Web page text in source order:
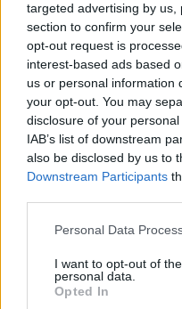
targeted advertising by
section to confirm your
opt-out request is
interest-based ads based
us or personal information
your opt-out. You may
disclosure of your
IAB’s list of downstream
also be disclosed by us to
Downstream Participants
Please note that this
not limited to your visit or
grant or deny consent to
use your data for below
Personal Data
I want to opt-out of
personal data.
Opted In
3Θρήνος για τον
πατέρας του,
4Ελίζαμπεθ Ελέτσι
πήγαν στον Άγιο
πάρουν την ευχή
5Ηφαίστειο
δεν πρόλαβε να
μπορεί να
προϊστορικής
Πιο
Βγήκαν ξανά τα
για τη